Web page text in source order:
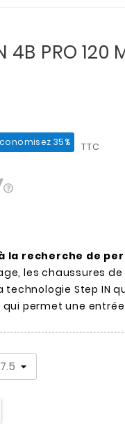
PRO 120
35% TTC
la recherche de
les chaussures de
technologie Step IN
permet une